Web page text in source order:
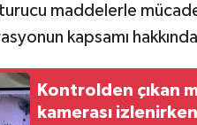
maddelerle
kapsamı
Kontrolden çıkan
kamerası